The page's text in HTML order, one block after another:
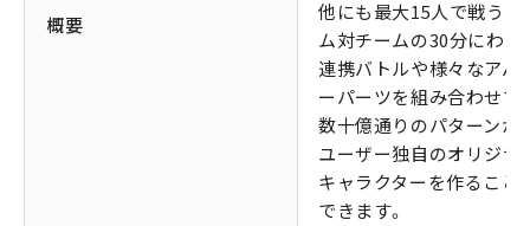
概要
他にも最大15人で戦うチ
ム対チームの30分にわた
連携バトルや様々なアバ
ーパーツを組み合わせて
数十億通りのパターンか
ユーザー独自のオリジナ
キャラクターを作ること
できます。